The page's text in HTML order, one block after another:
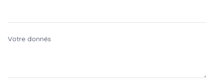
Votre donnés